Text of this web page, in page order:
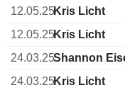
12.05.25Kris Licht
12.05.25Kris Licht
24.03.25Shannon
24.03.25Kris Licht